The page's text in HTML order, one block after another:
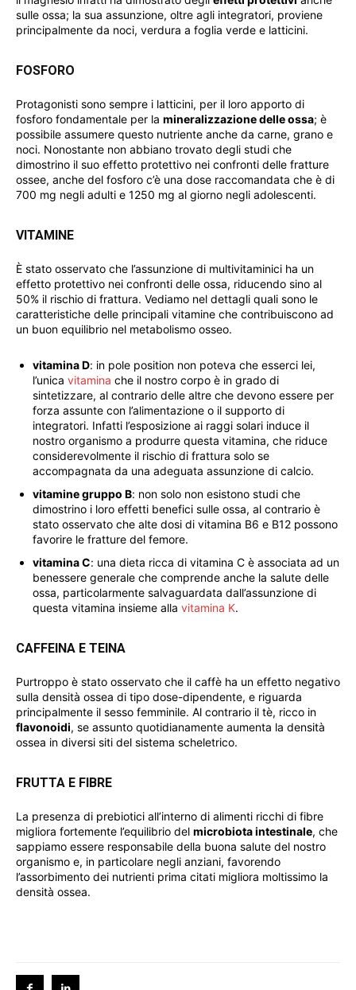
sulle ossa; la sua assunzione, oltre agli integratori, proviene
principalmente da noci, verdura a foglia verde e latticini.
FOSFORO
Protagonisti sono sempre i latticini, per il loro apporto di
fosforo fondamentale per la mineralizzazione delle ossa; è
possibile assumere questo nutriente anche da carne, grano e
noci. Nonostante non abbiano trovato degli studi che
dimostrino il suo effetto protettivo nei confronti delle fratture
ossee, anche del fosforo c’è una dose raccomandata che è di
700 mg negli adulti e 1250 mg al giorno negli adolescenti.
VITAMINE
È stato osservato che l’assunzione di multivitaminici ha un
effetto protettivo nei confronti delle ossa, riducendo sino al
50% il rischio di frattura. Vediamo nel dettagli quali sono le
caratteristiche delle principali vitamine che contribuiscono ad
un buon equilibrio nel metabolismo osseo.
vitamina D: in pole position non poteva che esserci lei,
l’unica vitamina che il nostro corpo è in grado di
sintetizzare, al contrario delle altre che devono essere per
forza assunte con l’alimentazione o il supporto di
integratori. Infatti l’esposizione ai raggi solari induce il
nostro organismo a produrre questa vitamina, che riduce
considerevolmente il rischio di frattura solo se
accompagnata da una adeguata assunzione di calcio.
vitamine gruppo B: non solo non esistono studi che
dimostrino i loro effetti benefici sulle ossa, al contrario è
stato osservato che alte dosi di vitamina B6 e B12 possono
favorire le fratture del femore.
vitamina C: una dieta ricca di vitamina C è associata ad un
benessere generale che comprende anche la salute delle
ossa, particolarmente salvaguardata dall’assunzione di
questa vitamina insieme alla vitamina K.
CAFFEINA E TEINA
Purtroppo è stato osservato che il caffè ha un effetto negativo
sulla densità ossea di tipo dose-dipendente, e riguarda
principalmente il sesso femminile. Al contrario il tè, ricco in
flavonoidi, se assunto quotidianamente aumenta la densità
ossea in diversi siti del sistema scheletrico.
FRUTTA E FIBRE
La presenza di prebiotici all’interno di alimenti ricchi di fibre
migliora fortemente l’equilibrio del microbiota intestinale, che
sappiamo essere responsabile della buona salute del nostro
organismo e, in particolare negli anziani, favorendo
l’assorbimento dei nutrienti prima citati migliora moltissimo la
densità ossea.